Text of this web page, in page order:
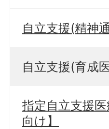
自立支援(精神
自立支援(育成
指定自立支援
向け】